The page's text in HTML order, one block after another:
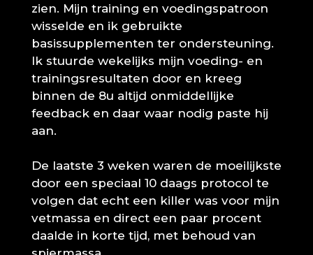
zien. Mijn training en voedingspatroon
wisselde en ik gebruikte
basissupplementen ter ondersteuning.
Ik stuurde wekelijks mijn voeding- en
trainingsresultaten door en kreeg
binnen de 8u altijd onmiddellijke
feedback en daar waar nodig paste hij
aan.
De laatste 3 weken waren de moeilijkste
door een speciaal 10 daags protocol te
volgen dat echt een killer was voor mijn
vetmassa en direct een paar procent
daalde in korte tijd, met behoud van